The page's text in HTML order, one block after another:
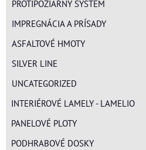
PROTIPOŽIARNY SYSTÉM
IMPREGNÁCIA A PRÍSADY
ASFALTOVÉ HMOTY
SILVER LINE
UNCATEGORIZED
INTERIÉROVÉ LAMELY - LAMELIO
PANELOVÉ PLOTY
PODHRABOVÉ DOSKY